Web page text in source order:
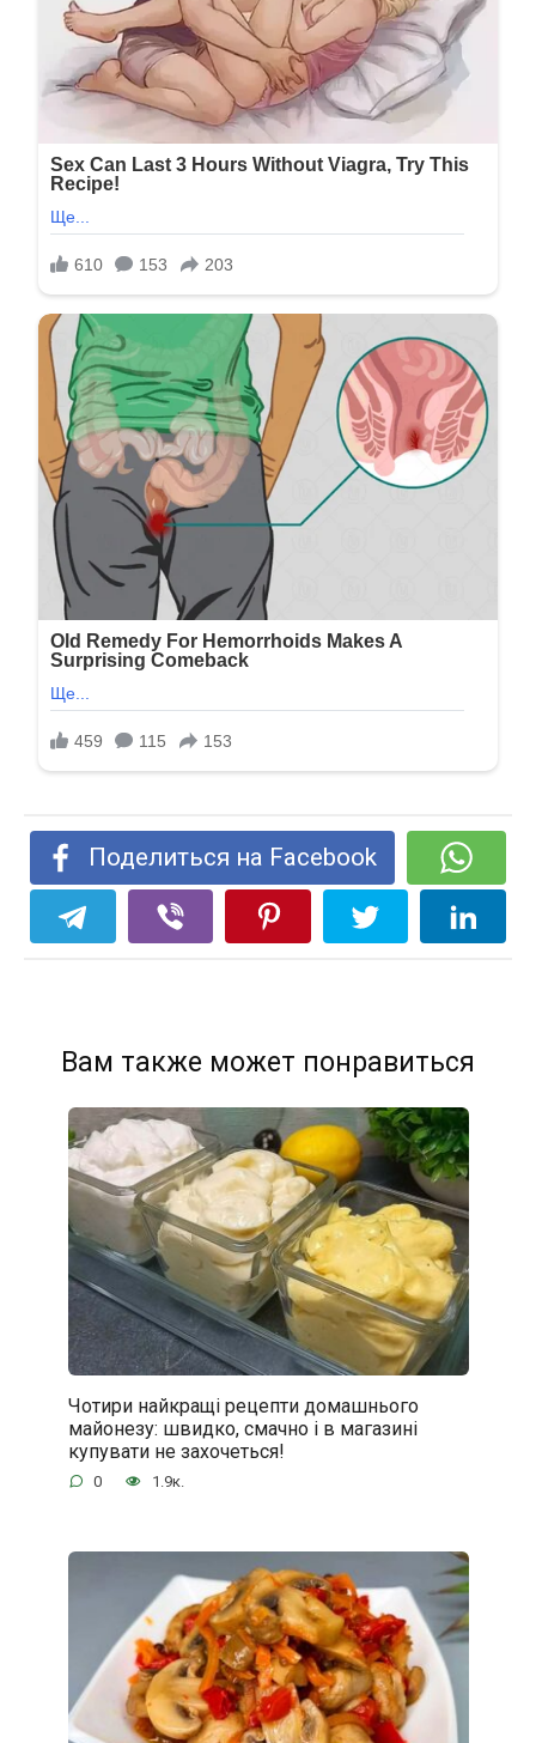
Поделиться на Facebook
Вам также может понравиться
Чотири найкращі рецепти домашнього
майонезу: швидко, смачно і в магазині
купувати не захочеться!
0 1.9к.